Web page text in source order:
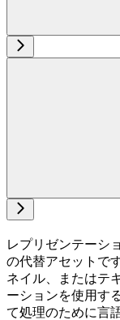
レプリゼンテーシ
の代替アセットで
ネイル、またはテ
ーションを使用す
て処理のために言